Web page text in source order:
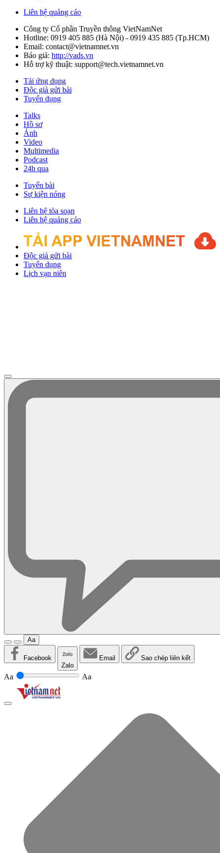
Liên hệ quảng cáo
Công ty Cổ phần Truyền thông VietNamNet
Hotline: 0919 405 885 (Hà Nội) - 0919 435 885 (Tp.HCM)
Email: contact@vietnamnet.vn
Báo giá: http://vads.vn
Hỗ trợ kỹ thuật: support@tech.vietnamnet.vn
Tải ứng dụng
Độc giả gửi bài
Tuyển dụng
Talks
Hồ sơ
Ảnh
Video
Multimedia
Podcast
24h qua
Tuyến bài
Sự kiện nóng
Liên hệ tòa soạn
Liên hệ quảng cáo
Độc giả gửi bài
Tuyển dụng
Lịch vạn niên
Aa
Facebook
Zalo
Email Sao chép liên kết
Aa Aa